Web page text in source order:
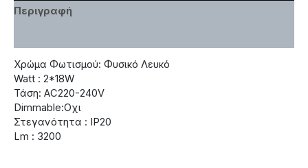
Περιγραφή
Χρώμα Φωτισμού: Φυσικό Λευκό
Watt : 2*18W
Τάση: AC220-240V
Dimmable:Οχι
Στεγανότητα : IP20
Lm : 3200